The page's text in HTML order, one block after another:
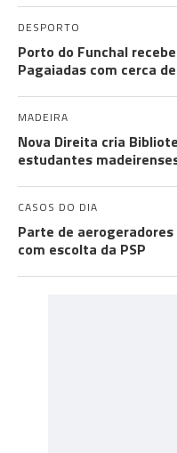
DESPORTO
Porto do Funchal
Pagaiadas com cerca
MADEIRA
Nova Direita cria
estudantes
CASOS DO DIA
Parte de
com escolta da PSP